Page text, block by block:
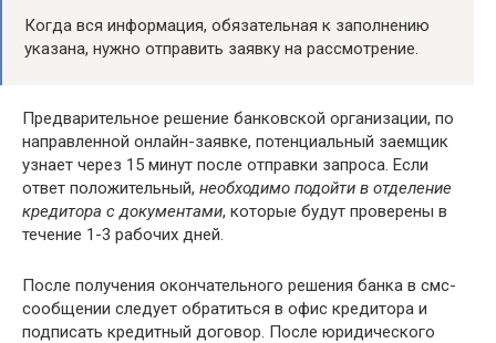
Когда вся информация, обязательная к заполнению
указана, нужно отправить заявку на рассмотрение.
Предварительное решение банковской организации, по
направленной онлайн-заявке, потенциальный заемщик
узнает через 15 минут после отправки запроса. Если
ответ положительный, необходимо подойти в отделение
кредитора с документами, которые будут проверены в
течение 1-3 рабочих дней.
После получения окончательного решения банка в смс-
сообщении следует обратиться в офис кредитора и
подписать кредитный договор. После юридического